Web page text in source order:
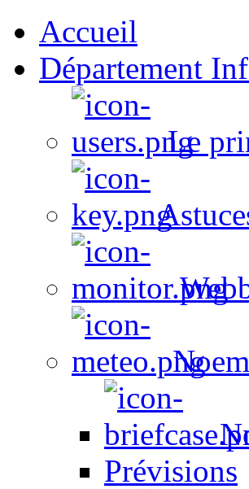
Accueil
Département
Le
Prévisions